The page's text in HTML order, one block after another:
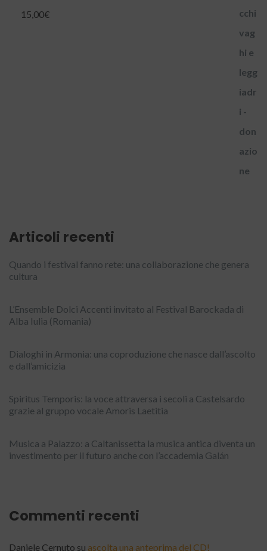
15,00€
Articoli recenti
Quando i festival fanno rete: una collaborazione che genera
cultura
L’Ensemble Dolci Accenti invitato al Festival Barockada di
Alba Iulia (Romania)
Dialoghi in Armonia: una coproduzione che nasce dall’ascolto
e dall’amicizia
Spiritus Temporis: la voce attraversa i secoli a Castelsardo
grazie al gruppo vocale Amoris Laetitia
Musica a Palazzo: a Caltanissetta la musica antica diventa un
investimento per il futuro anche con l’accademia Galán
Commenti recenti
Daniele Cernuto su ascolta una anteprima del CD!